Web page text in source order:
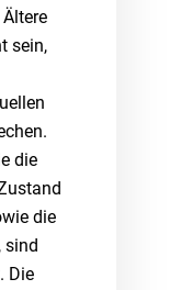
sein,
die
die
sind
Die